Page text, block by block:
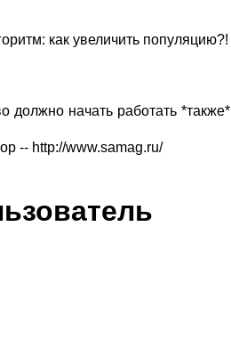
как увеличить популяцию?!
должно начать работать *также*
-- http://www.samag.ru/